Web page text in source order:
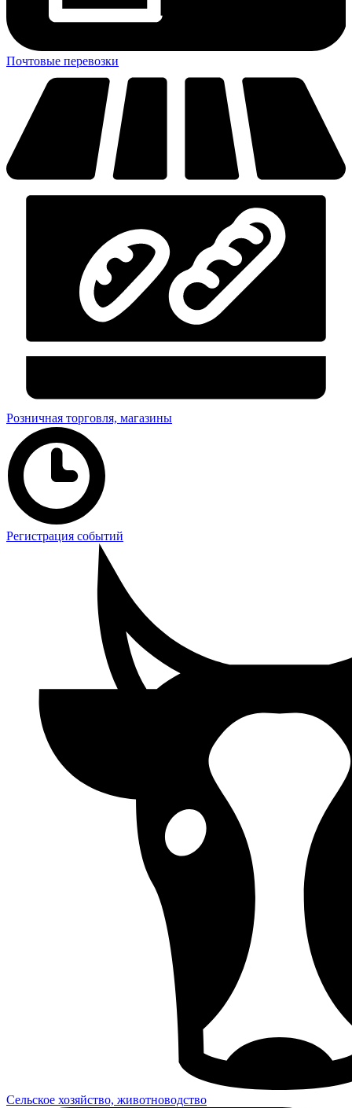
Почтовые перевозки
Розничная торговля, магазины
Регистрация событий
Сельское хозяйство, животноводство